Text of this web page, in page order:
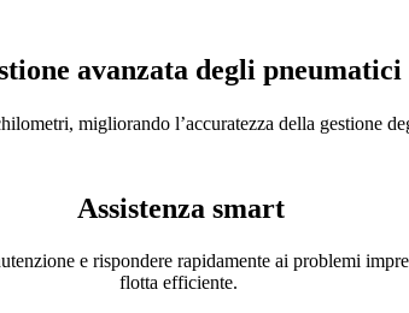
avanzata degli pneumatici
migliorando l’accuratezza della gestione
Assistenza smart
e rispondere rapidamente ai problemi
flotta efficiente.